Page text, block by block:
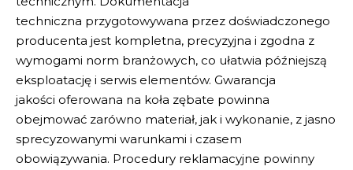
techniczna przygotowywana przez doświadczonego
producenta jest kompletna, precyzyjna i zgodna z
wymogami norm branżowych, co ułatwia późniejszą
eksploatację i serwis elementów. Gwarancja
jakości oferowana na koła zębate powinna
obejmować zarówno materiał, jak i wykonanie, z jasno
sprecyzowanymi warunkami i czasem
obowiązywania. Procedury reklamacyjne powinny